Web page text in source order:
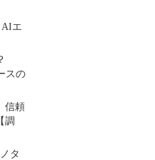
エ
スの
信頼
調
タ